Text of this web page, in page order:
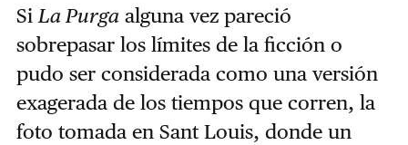
Si La Purgaalguna vez pareció
sobrepasar los límites de la ficción o
pudo ser considerada como una versión
exagerada de los tiempos que corren, la
foto tomada en Sant Louis, donde un